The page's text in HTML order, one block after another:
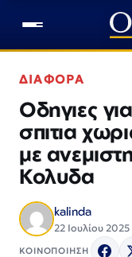
ΔΙΑΦΟΡΑ
Οδηγιες
σπιτια
με
Κολυδα
kalinda
22 Ιουλίου
ΚΟΙΝΟΠΟΙΗΣΗ